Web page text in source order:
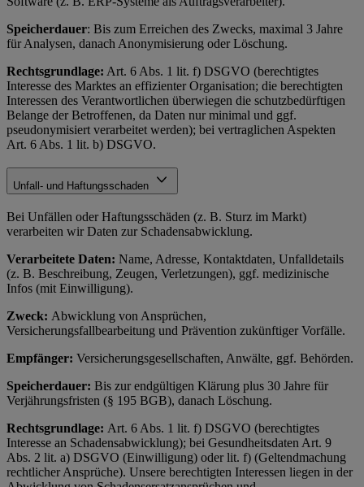
Speicherdauer: Bis zum Erreichen des Zwecks, maximal 3 Jahre
für Analysen, danach Anonymisierung oder Löschung.
Rechtsgrundlage: Art. 6 Abs. 1 lit. f) DSGVO (berechtigtes
Interesse des Marktes an effizienter Organisation; die berechtigten
Interessen des Verantwortlichen überwiegen die schutzbedürftigen
Belange der Betroffenen, da Daten nur minimal und ggf.
pseudonymisiert verarbeitet werden); bei vertraglichen Aspekten
Art. 6 Abs. 1 lit. b) DSGVO.
Unfall- und Haftungsschaden
Bei Unfällen oder Haftungsschäden (z. B. Sturz im Markt)
verarbeiten wir Daten zur Schadensabwicklung.
Verarbeitete Daten: Name, Adresse, Kontaktdaten, Unfalldetails
(z. B. Beschreibung, Zeugen, Verletzungen), ggf. medizinische
Infos (mit Einwilligung).
Zweck: Abwicklung von Ansprüchen,
Versicherungsfallbearbeitung und Prävention zukünftiger Vorfälle.
Empfänger: Versicherungsgesellschaften, Anwälte, ggf. Behörden.
Speicherdauer: Bis zur endgültigen Klärung plus 30 Jahre für
Verjährungsfristen (§ 195 BGB), danach Löschung.
Rechtsgrundlage: Art. 6 Abs. 1 lit. f) DSGVO (berechtigtes
Interesse an Schadensabwicklung); bei Gesundheitsdaten Art. 9
Abs. 2 lit. a) DSGVO (Einwilligung) oder lit. f) (Geltendmachung
rechtlicher Ansprüche). Unsere berechtigten Interessen liegen in der